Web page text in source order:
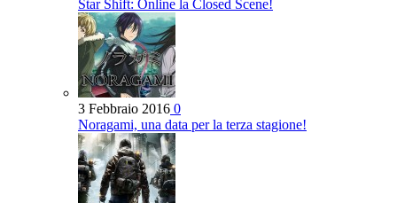
Star Shift: Online la Closed Scene!
3 Febbraio 2016 0
Noragami, una data per la terza stagione!